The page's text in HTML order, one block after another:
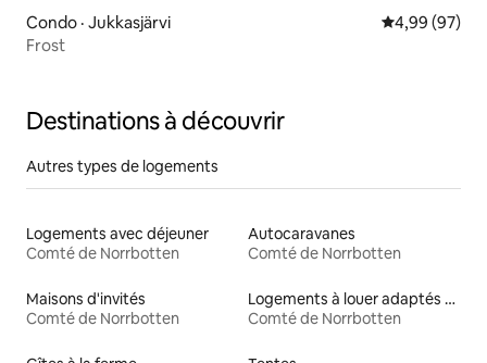
Condo · Jukkasjärvi Note
4,99 (97)
Frost
Destinations à découvrir
Autres types de logements
Logements avec déjeuner
Comté de Norrbotten
Autocaravanes
Comté de Norrbotten
Maisons d'invités
Comté de Norrbotten
Logements à louer adaptés aux animaux
Comté de Norrbotten